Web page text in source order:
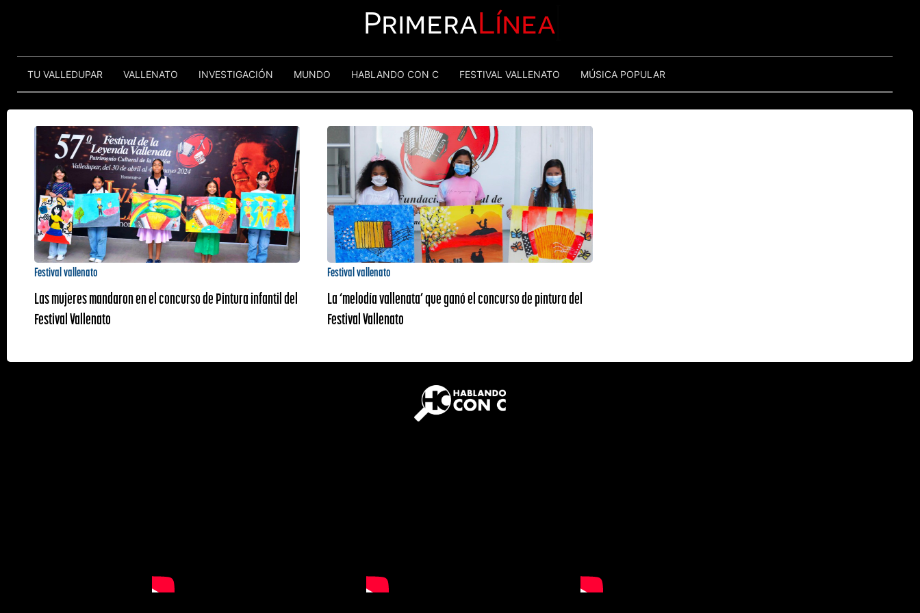
PrimeraLínea
TU VALLEDUPAR VALLENATO INVESTIGACIÓN MUNDO HABLANDO CON C FESTIVAL VALLENATO MÚSICA POPULAR
Festival vallenato
Las mujeres mandaron en el concurso de Pintura infantil del
Festival Vallenato
Festival vallenato
La ‘melodía vallenata’ que ganó el concurso de pintura del
Festival Vallenato